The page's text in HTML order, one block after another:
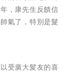
，康先生反饋信
氣了，特別是髮
受廣大髪友的喜